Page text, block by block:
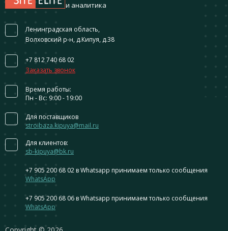
и аналитика
Ленинградская область,
Волховский р-н, д.Кипуя, д.38
+7 812 740 68 02
Заказать звонок
Время работы:
Пн - Вс: 9:00 - 19:00
Для поставщиков
stroibaza.kipuya@mail.ru
Для клиентов:
sb-kipuya@bk.ru
+7 905 200 68 02 в Whatsapp принимаем только сообщения
WhatsApp
+7 905 200 68 06 в Whatsapp принимаем только сообщения
WhatsApp